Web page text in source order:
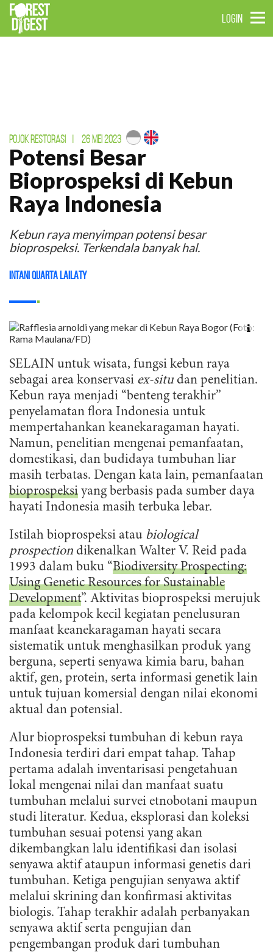
LOGIN
POJOK RESTORASI 26 MEI 2023
Potensi Besar
Bioprospeksi di Kebun
Raya Indonesia
Kebun raya menyimpan potensi besar
bioprospeksi. Terkendala banyak hal.
Intani Quarta Lailaty
SELAIN untuk wisata, fungsi kebun raya
sebagai area konservasi ex-situ dan penelitian.
Kebun raya menjadi “benteng terakhir”
penyelamatan flora Indonesia untuk
mempertahankan keanekaragaman hayati.
Namun, penelitian mengenai pemanfaatan,
domestikasi, dan budidaya tumbuhan liar
masih terbatas. Dengan kata lain, pemanfaatan
bioprospeksi yang berbasis pada sumber daya
hayati Indonesia masih terbuka lebar.
Istilah bioprospeksi atau biological
prospection dikenalkan Walter V. Reid pada
1993 dalam buku “Biodiversity Prospecting:
Using Genetic Resources for Sustainable
Development”. Aktivitas bioprospeksi merujuk
pada kelompok kecil kegiatan penelusuran
manfaat keanekaragaman hayati secara
sistematik untuk menghasilkan produk yang
berguna, seperti senyawa kimia baru, bahan
aktif, gen, protein, serta informasi genetik lain
untuk tujuan komersial dengan nilai ekonomi
aktual dan potensial.
Alur bioprospeksi tumbuhan di kebun raya
Indonesia terdiri dari empat tahap. Tahap
pertama adalah inventarisasi pengetahuan
lokal mengenai nilai dan manfaat suatu
tumbuhan melalui survei etnobotani maupun
studi literatur. Kedua, eksplorasi dan koleksi
tumbuhan sesuai potensi yang akan
dikembangkan lalu identifikasi dan isolasi
senyawa aktif ataupun informasi genetis dari
tumbuhan. Ketiga pengujian senyawa aktif
melalui skrining dan konfirmasi aktivitas
biologis. Tahap terakhir adalah perbanyakan
senyawa aktif serta pengujian dan
pengembangan produk dari tumbuhan